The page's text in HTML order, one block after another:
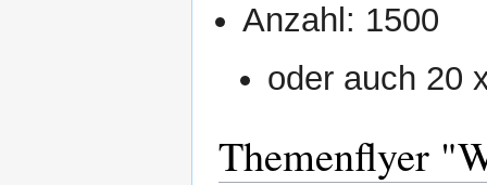
Anzahl: 1500
oder auch 20
Themenflyer